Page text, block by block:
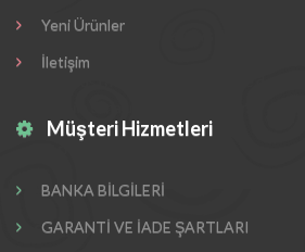
Yeni Ürünler
İletişim
Müşteri Hizmetleri
BANKA BİLGİLERİ
GARANTİ VE İADE ŞARTLARI